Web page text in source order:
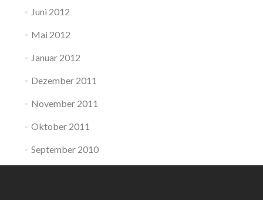
Juni 2012
Mai 2012
Januar 2012
Dezember 2011
November 2011
Oktober 2011
September 2010